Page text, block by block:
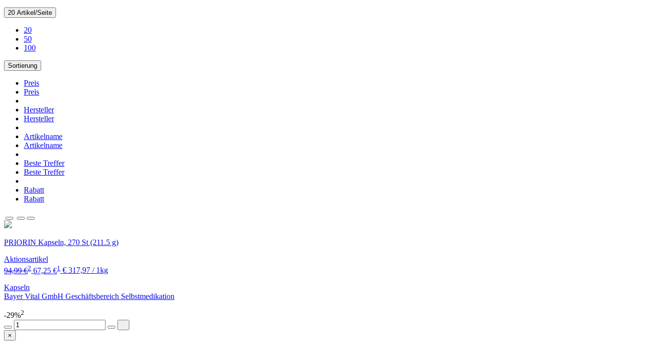
20 Artikel/Seite
20
50
100
Sortierung
Preis
Preis
Hersteller
Hersteller
Artikelname
Artikelname
Beste Treffer
Beste Treffer
Rabatt
Rabatt
PRIORIN Kapseln, 270 St (211.5 g)
Aktionsartikel
94,99 €2 67,25 €1 € 317,97 / 1kg
Kapseln
Bayer Vital GmbH Geschäftsbereich Selbstmedikation
-29%2
×